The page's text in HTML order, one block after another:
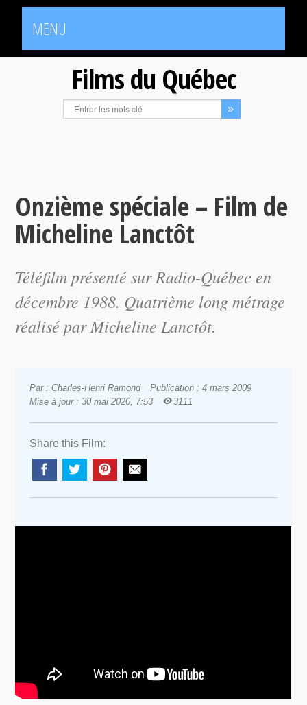
MENU
Films du Québec
Onzième spéciale – Film de
Micheline Lanctôt
Téléfilm présenté sur Radio-Québec en
décembre 1988. Quatrième long métrage
réalisé par Micheline Lanctôt.
Par : Charles-Henri Ramond
Publication : 4 mars 2009
Mise à jour : 30 mai 2020, 7:53
3111
Share this Film: